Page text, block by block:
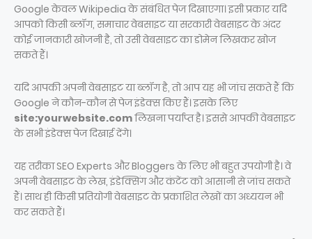
Google केवल Wikipedia के संबंधित पेज दिखाएगा। इसी प्रकार यदि
आपको किसी ब्लॉग, समाचार वेबसाइट या सरकारी वेबसाइट के अंदर
कोई जानकारी खोजनी है, तो उसी वेबसाइट का डोमेन लिखकर खोज
सकते हैं।
यदि आपकी अपनी वेबसाइट या ब्लॉग है, तो आप यह भी जांच सकते हैं कि
Google ने कौन-कौन से पेज इंडेक्स किए हैं। इसके लिए
site:yourwebsite.comलिखना पर्याप्त है। इससे आपकी वेबसाइट
के सभी इंडेक्स पेज दिखाई देंगे।
यह तरीका SEO Experts और Bloggers के लिए भी बहुत उपयोगी है। वे
अपनी वेबसाइट के लेख, इंडेक्सिंग और कंटेंट को आसानी से जांच सकते
हैं। साथ ही किसी प्रतियोगी वेबसाइट के प्रकाशित लेखों का अध्ययन भी
कर सकते हैं।